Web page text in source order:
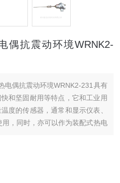
偶抗震动环境WRNK2-
电偶抗震动环境WRNK2-231具有
和坚固耐用等特点，它和工业用
度的传感器，通常和显示仪表、
，同时，亦可以作为装配式热电
及固体表面的温度。